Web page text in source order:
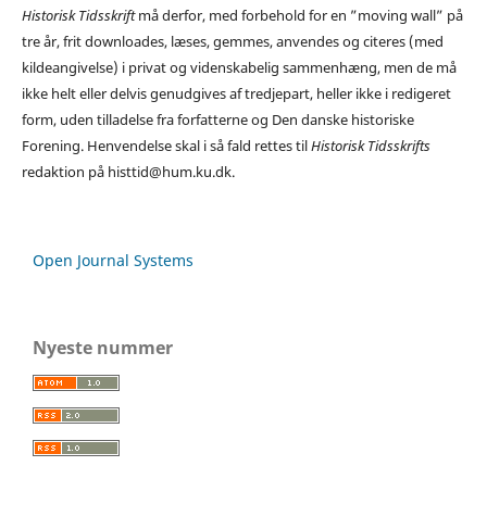
Historisk Tidsskriftmå derfor, med forbehold for en ”moving wall” på
tre år, frit downloades, læses, gemmes, anvendes og citeres (med
kildeangivelse) i privat og videnskabelig sammenhæng, men de må
ikke helt eller delvis genudgives af tredjepart, heller ikke i redigeret
form, uden tilladelse fra forfatterne og Den danske historiske
Forening. Henvendelse skal i så fald rettes tilHistorisk Tidsskrifts
redaktion på histtid@hum.ku.dk.
Open Journal Systems
Nyeste nummer